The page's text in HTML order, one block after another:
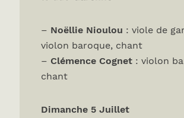
– Noëllie Nioulou : viole de
violon baroque, chant
– Clémence Cognet: violon
chant
Dimanche 5 Juillet